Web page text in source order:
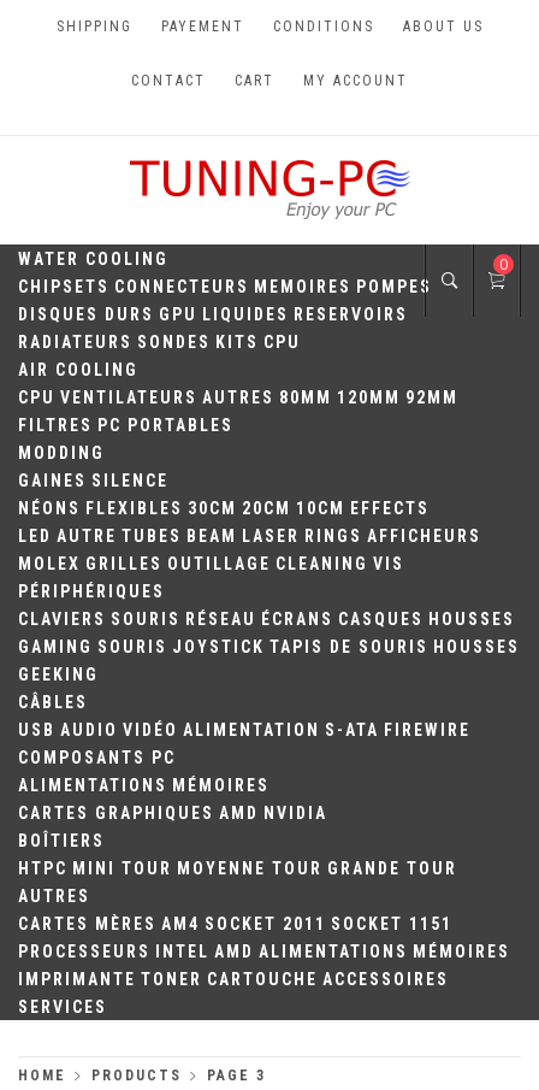
SHIPPING PAYEMENT CONDITIONS ABOUT US
CONTACT CART MY ACCOUNT
TUNING-PC
WATER COOLING
CHIPSETS CONNECTEURS MEMOIRES
POMPES
DISQUES DURS GPU LIQUIDES
RESERVOIRS
RADIATEURS SONDES KITS CPU
AIR COOLING
CPU VENTILATEURS AUTRES 80MM 120MM
92MM
FILTRES
PC PORTABLES
MODDING
GAINES SILENCE
NÉONS
FLEXIBLES 30CM 20CM 10CM
EFFECTS
LED AUTRE TUBES BEAM LASER RINGS AFFICHEURS
MOLEX GRILLES OUTILLAGE CLEANING VIS
PÉRIPHÉRIQUES
CLAVIERS SOURIS RÉSEAU ÉCRANS CASQUES
HOUSSES
GAMING SOURIS JOYSTICK TAPIS DE SOURIS
HOUSSES
GEEKING
CÂBLES
USB AUDIO VIDÉO ALIMENTATION S-ATA FIREWIRE
COMPOSANTS PC
ALIMENTATIONS
MÉMOIRES
CARTES GRAPHIQUES AMD
NVIDIA
BOÎTIERS
HTPC MINI TOUR MOYENNE TOUR GRANDE TOUR
AUTRES
CARTES MÈRES AM4 SOCKET 2011
SOCKET 1151
PROCESSEURS
INTEL AMD ALIMENTATIONS
MÉMOIRES
IMPRIMANTE TONER CARTOUCHE ACCESSOIRES
SERVICES
0
HOME PRODUCTS PAGE 3